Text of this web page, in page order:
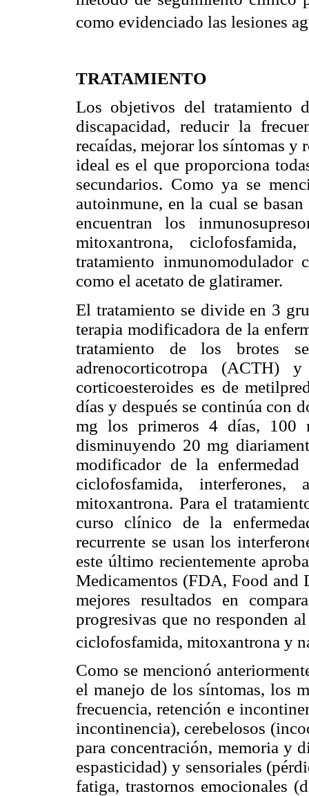
como evidenciado las lesiones
TRATAMIENTO
Los objetivos del tratamiento
discapacidad, reducir la
recaídas, mejorar los síntomas y
ideal es el que proporciona
secundarios. Como ya se
autoinmune, en la cual se
encuentran los
mitoxantrona,
tratamiento
como el acetato de glatiramer.
El tratamiento se divide en 3
terapia modificadora de la
tratamiento de los brotes
adrenocorticotropa (ACTH)
corticoesteroides es de
días y después se continúa con
mg los primeros 4 días, 100
disminuyendo 20 mg
modificador de la enfermedad
ciclofosfamida,
mitoxantrona. Para el
curso clínico de la
recurrente se usan los
este último recientemente
Medicamentos (FDA, Food and
mejores resultados en
progresivas que no responden
ciclofosfamida, mitoxantrona y
Como se mencionó
el manejo de los síntomas, los
frecuencia, retención e
incontinencia), cerebelosos
para concentración, memoria y
espasticidad) y sensoriales
fatiga, trastornos emocionales